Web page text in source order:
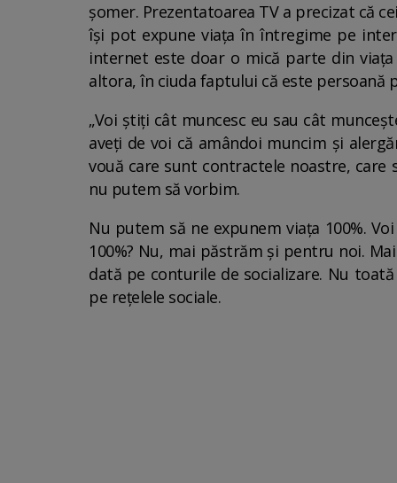
șomer. Prezentatoarea TV a precizat că
își pot expune viața în întregime pe
internet este doar o mică parte din
altora, în ciuda faptului că este persoană
„Voi știți cât muncesc eu sau cât
aveți de voi că amândoi muncim și
vouă care sunt contractele noastre, care
nu putem să vorbim.
Nu putem să ne expunem viața 100%.
100%? Nu, mai păstrăm și pentru noi.
dată pe conturile de socializare. Nu
pe rețelele sociale.